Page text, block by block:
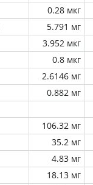
0.28 мкг
5.791 мг
3.952 мкг
0.8 мкг
2.6146 мг
0.882 мг
106.32 мг
35.2 мг
4.83 мг
18.13 мг